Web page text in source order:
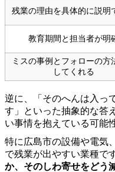
残業の理由を具体的に説明
教育期間と担当者が明
ミスの事例とフォローの方
してくれる
逆に、「そのへんは入っ
す」といった抽象的な答
い事情を抱えている可能
特に広島市の設備や電気
で残業が出やすい業種で
か、そのしわ寄せをどう